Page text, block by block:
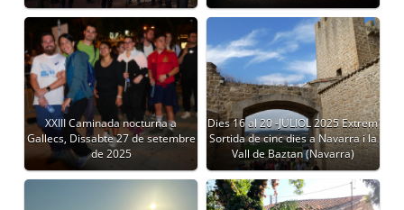
XXIII Caminada nocturna a
Gallecs, Dissabte 27 de setembre
de 2025
Dies 16 al 20 -JULIOL 2025 Extrem
Sortida de cinc dies a Navarra i la
Vall de Baztan (Navarra)